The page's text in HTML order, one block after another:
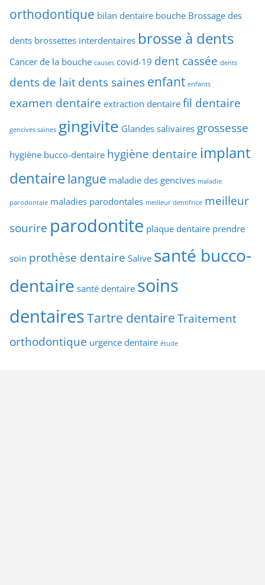
orthodontique bilan dentaire bouche Brossage des
dents brossettes interdentaires brosse à dents
Cancer de la bouche causes covid-19 dent cassée dents
dents de lait dents saines enfant enfants
examen dentaire extraction dentaire fil dentaire
gencives saines gingivite Glandes salivaires grossesse
hygiène bucco-dentaire hygiène dentaire implant
dentairelangue maladie des gencives maladie
parodontale maladies parodontales meilleur dentifrice meilleur
sourire parodontite plaque dentaire prendre
soin prothèse dentaire Salive santé bucco-
dentaire santé dentaire soins
dentairesTartre dentaire Traitement
orthodontique urgence dentaire étude